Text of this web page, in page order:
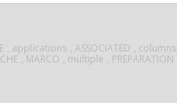
, applications , ASSOCIATED , columns
, MARCO , multiple , PREPARATION